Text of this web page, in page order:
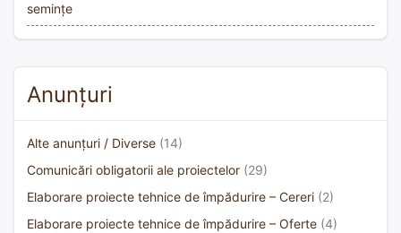
semințe
Anunțuri
Alte anunțuri / Diverse (14)
Comunicări obligatorii ale proiectelor (29)
Elaborare proiecte tehnice de împădurire – Cereri (2)
Elaborare proiecte tehnice de împădurire – Oferte (4)